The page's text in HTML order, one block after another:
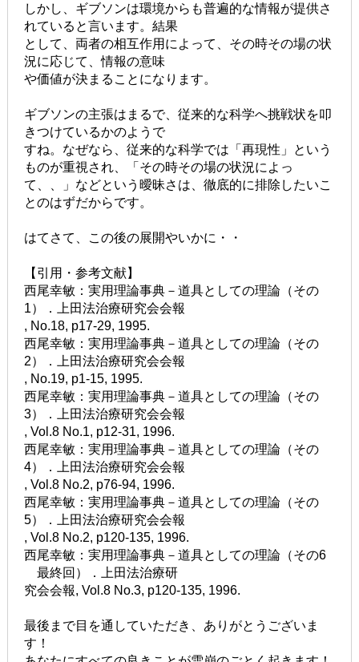
しかし、ギブソンは環境からも普遍的な情報が提供さ
れていると言います。結果
として、両者の相互作用によって、その時その場の状
況に応じて、情報の意味
や価値が決まることになります。
ギブソンの主張はまるで、従来的な科学へ挑戦状を叩
きつけているかのようで
すね。なぜなら、従来的な科学では「再現性」という
ものが重視され、「その時その場の状況によっ
て、、」などという曖昧さは、徹底的に排除したいこ
とのはずだからです。
はてさて、この後の展開やいかに・・
【引用・参考文献】
西尾幸敏：実用理論事典－道具としての理論（その
1）．上田法治療研究会会報
, No.18, p17-29, 1995.
西尾幸敏：実用理論事典－道具としての理論（その
2）．上田法治療研究会会報
, No.19, p1-15, 1995.
西尾幸敏：実用理論事典－道具としての理論（その
3）．上田法治療研究会会報
, Vol.8 No.1, p12-31, 1996.
西尾幸敏：実用理論事典－道具としての理論（その
4）．上田法治療研究会会報
, Vol.8 No.2, p76-94, 1996.
西尾幸敏：実用理論事典－道具としての理論（その
5）．上田法治療研究会会報
, Vol.8 No.2, p120-135, 1996.
西尾幸敏：実用理論事典－道具としての理論（その6
最終回）．上田法治療研
究会会報, Vol.8 No.3, p120-135, 1996.
最後まで目を通していただき、ありがとうございま
す！